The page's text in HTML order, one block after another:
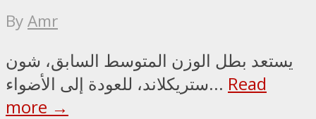
ByAmr
يستعد بطل الوزن المتوسط السابق، شون
ستريكلاند، للعودة إلى الأضواء... Read
more →